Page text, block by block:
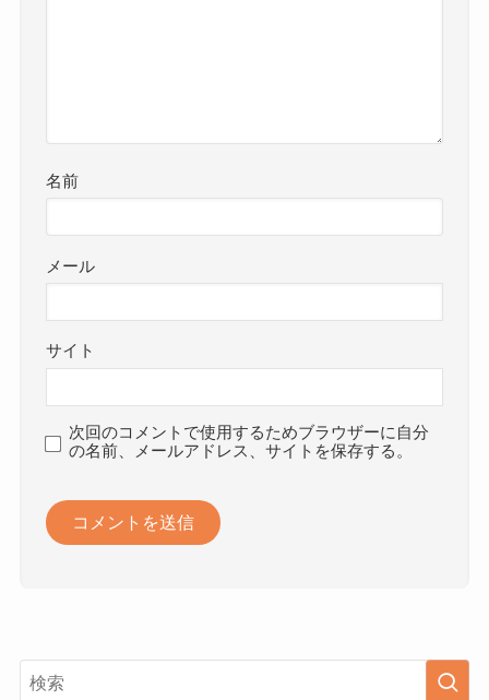
名前
メール
サイト
次回のコメントで使用するためブラウザーに自分
の名前、メールアドレス、サイトを保存する。